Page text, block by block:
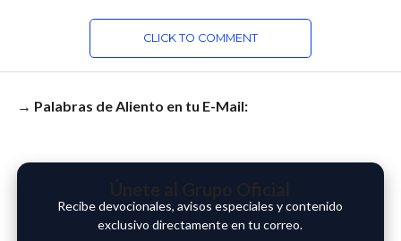
CLICK TO COMMENT
→ Palabras de Aliento en tu E-Mail:
Recibe devocionales, avisos especiales y contenido
exclusivo directamente en tu correo.